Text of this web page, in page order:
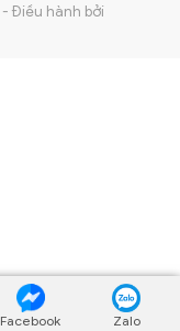
- Điều hành bởi
Facebook Zalo